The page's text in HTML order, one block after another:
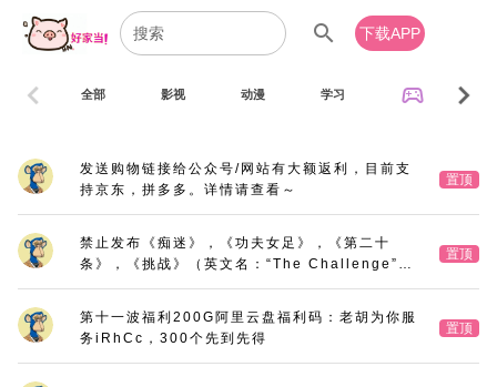
search 下载APP
全部 影视 动漫 学习 sports_esports
chevron_left chevron_right
发送购物链接给公众号/网站有大额返利，目前支
持京东，拼多多。详情请查看～
置顶
禁止发布《痴迷》，《功夫女足》，《第二十
条》，《挑战》（英文名：“The Challenge”，
又名：《深空拯救者》），《三大队》电影版
置顶
第十一波福利200G阿里云盘福利码：老胡为你服
务iRhCc，300个先到先得
置顶